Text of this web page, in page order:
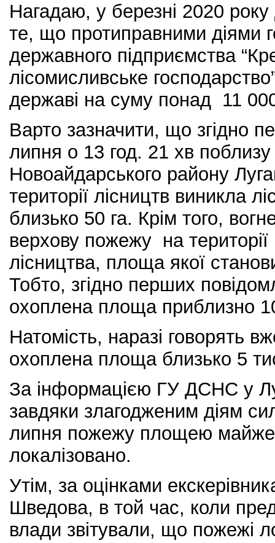
Нагадаю, у березні 2020
те, що протиправними діями
державного підприємства
лісомисливське
державі на суму понад 11
Варто зазначити, що згідно
липня о 13 год. 21 хв
Новоайдарського району
території лісництв виникла
близько 50 га. Крім того,
верхову пожежу на території
лісництва, площа якої
Тобто, згідно перших
охоплена площа приблизно
Натомість, наразі говорять
охоплена площа близько 5
За інформацією ГУ ДСНС у
завдяки злагодженим діям
липня пожежу площею майже
локалізовано.
Утім, за оцінками
Шведова, в той час, коли
влади звітували, що пожежі